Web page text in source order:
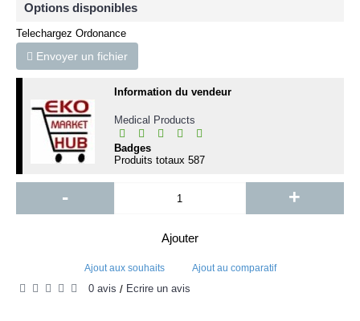
Options disponibles
Telechargez Ordonance
Envoyer un fichier
Information du vendeur
Medical Products
Badges
Produits totaux 587
- +
Ajouter
Ajout aux souhaits Ajout au comparatif
0 avis / Écrire un avis